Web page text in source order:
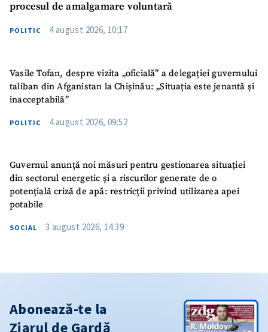
procesul de amalgamare voluntară
POLITIC 4 august 2026, 10:17
Vasile Tofan, despre vizita „oficială” a delegației guvernului
taliban din Afganistan la Chișinău: „Situația este jenantă și
inacceptabilă”
POLITIC 4 august 2026, 09:52
Guvernul anunță noi măsuri pentru gestionarea situației
din sectorul energetic și a riscurilor generate de o
potențială criză de apă: restricții privind utilizarea apei
potabile
SOCIAL 3 august 2026, 14:39
Abonează-te la
Ziarul de Gardă